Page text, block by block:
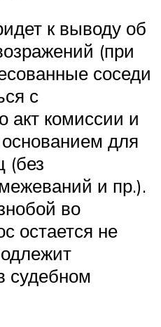
к выводу об
(при
соседи
с
акт комиссии и
для
(без
и пр.).
во
остается не
судебном